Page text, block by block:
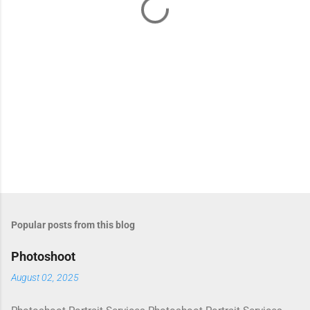
Popular posts from this blog
Photoshoot
August 02, 2025